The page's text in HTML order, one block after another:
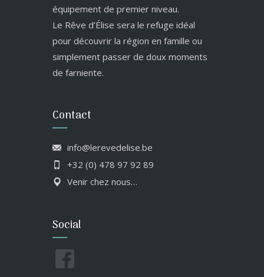
équipement de premier niveau.
Le Rêve d’Élise sera le refuge idéal
pour découvrir la région en famille ou
simplement passer de doux moments
de farniente.
Contact
info@lerevedelise.be
+32 (0) 478 97 92 89
Venir chez nous…
Social